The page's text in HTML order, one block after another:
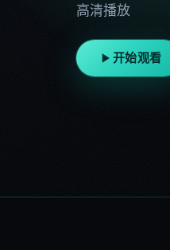
高清播放
开始观看